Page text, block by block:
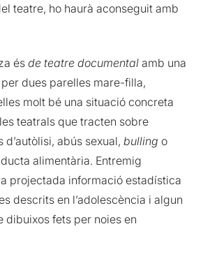
teatre, ho haurà aconseguit amb
ésde teatre documental amb una
dues parelles mare-filla,
molt bé una situació concreta
teatrals que tracten sobre
d’autòlisi, abús sexual,bulling o
alimentària. Entremig
projectada informació estadística
descrits en l’adolescència i algun
dibuixos fets per noies en